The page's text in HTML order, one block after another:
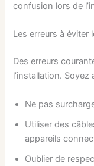
confusion lors de
Les erreurs à éviter
Des erreurs
l’installation. Soyez
Ne pas
Utiliser des
appareils
Oublier de